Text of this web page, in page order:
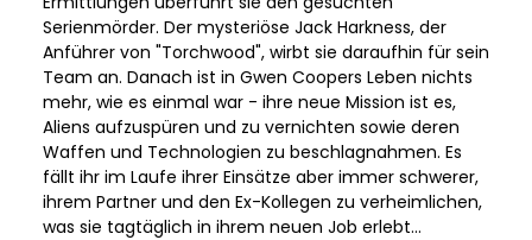
Serienmörder. Der mysteriöse Jack Harkness, der
Anführer von "Torchwood", wirbt sie daraufhin für sein
Team an. Danach ist in Gwen Coopers Leben nichts
mehr, wie es einmal war - ihre neue Mission ist es,
Aliens aufzuspüren und zu vernichten sowie deren
Waffen und Technologien zu beschlagnahmen. Es
fällt ihr im Laufe ihrer Einsätze aber immer schwerer,
ihrem Partner und den Ex-Kollegen zu verheimlichen,
was sie tagtäglich in ihrem neuen Job erlebt...